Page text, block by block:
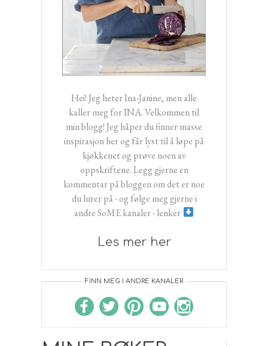
Hei! Jeg heter Ina-Janine, men alle
kaller meg for INA. Velkommen til
min blogg! Jeg håper du finner masse
inspirasjon her og får lyst til å løpe på
kjøkkenet og prøve noen av
oppskriftene. Legg gjerne en
kommentar på bloggen om det er noe
du lurer på - og følge meg gjerne i
andre SoME kanaler - lenker
Les mer her
FINN MEG I ANDRE KANALER